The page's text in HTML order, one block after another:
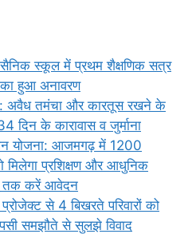
सैनिक स्कूल में प्रथम शैक्षणिक सत्र
का हुआ अनावरण
अवैध तमंचा और कारतूस रखने के
दिन के कारावास व जुर्माना
योजना: आजमगढ़ में 1200
मिलेगा प्रशिक्षण और आधुनिक
तक करें आवेदन
से 4 बिखरते परिवारों को
समझौते से सुलझे विवाद